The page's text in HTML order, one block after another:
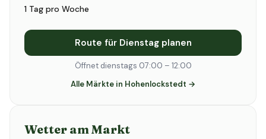
1 Tag pro Woche
Route für Dienstag planen
Öffnet dienstags 07:00 – 12:00
Alle Märkte in Hohenlockstedt →
Wetter am Markt